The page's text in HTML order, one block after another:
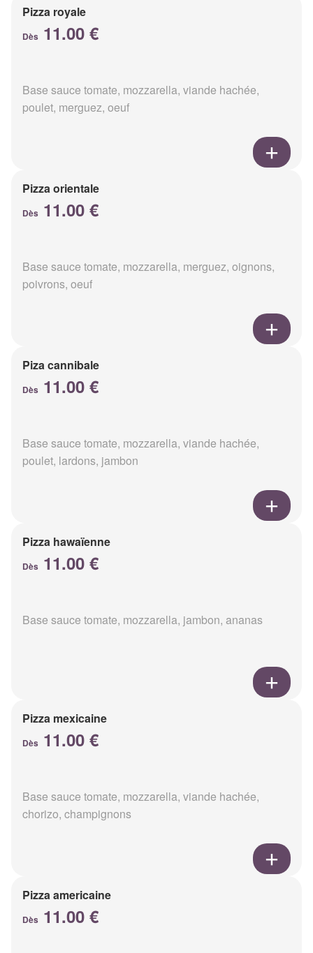
Pizza royale
Dès 11.00 €
Base sauce tomate, mozzarella, viande hachée,
poulet, merguez, oeuf
Pizza orientale
Dès 11.00 €
Base sauce tomate, mozzarella, merguez, oignons,
poivrons, oeuf
Piza cannibale
Dès 11.00 €
Base sauce tomate, mozzarella, viande hachée,
poulet, lardons, jambon
Pizza hawaïenne
Dès 11.00 €
Base sauce tomate, mozzarella, jambon, ananas
Pizza mexicaine
Dès 11.00 €
Base sauce tomate, mozzarella, viande hachée,
chorizo, champignons
Pizza americaine
Dès 11.00 €